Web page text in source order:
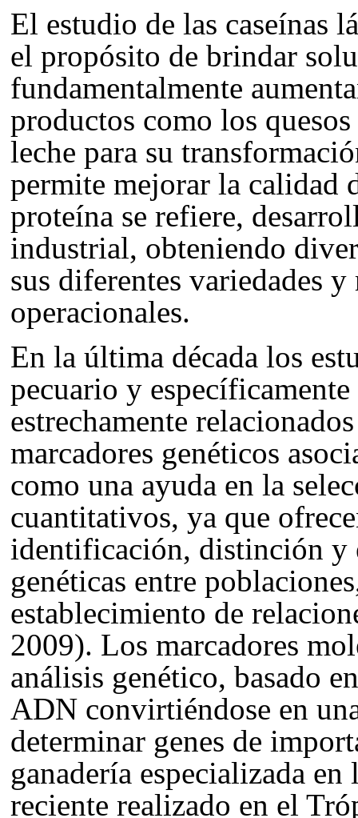
El estudio de las caseínas
el propósito de brindar
fundamentalmente
productos como los
leche para su
permite mejorar la calidad
proteína se refiere,
industrial, obteniendo
sus diferentes variedades
operacionales.
En la última década los
pecuario y
estrechamente
marcadores genéticos
como una ayuda en la
cuantitativos, ya que
identificación, distinción y
genéticas entre
establecimiento de
2009). Los marcadores
análisis genético, basado
ADN convirtiéndose en
determinar genes de
ganadería especializada
reciente realizado en el